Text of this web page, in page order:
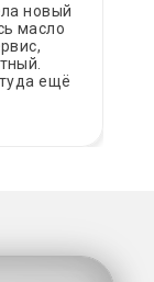
новый
масло
ещё